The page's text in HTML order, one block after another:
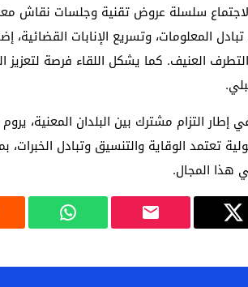
سلسلة عروض تقنية وجلسات نقاش
تبادل المعلومات، وتسريع الإنابات
العنيف. كما يشكل اللقاء فرصة لتعزيز
إطار التزام مشترك بين البلدان المعنية،
تعتمد الوقاية والتنسيق وتبادل
هذا المجال.